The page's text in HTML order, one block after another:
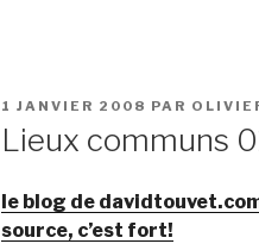
PUBLIÉ
1 JANVIER 2008 PAR
Lieux communs
le blog de
source, c’est fort!